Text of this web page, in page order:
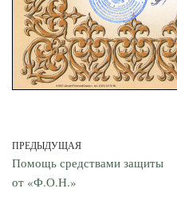
ПРЕДЫДУЩАЯ
Помощь средствами защиты
от «Ф.О.Н.»